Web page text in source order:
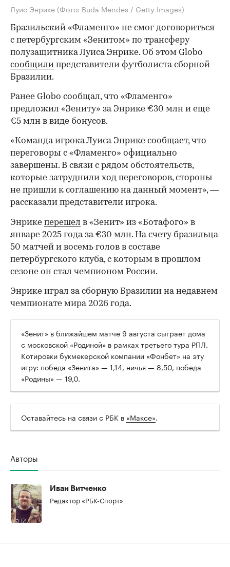
Луис Энрике (Фото: Buda Mendes / Getty Images)
Бразильский «Фламенго» не смог договориться
с петербургским «Зенитом» по трансферу
полузащитника Луиса Энрике. Об этом Globo
сообщили представители футболиста сборной
Бразилии.
Ранее Globo сообщал, что «Фламенго»
предложил «Зениту» за Энрике €30 млн и еще
€5 млн в виде бонусов.
«Команда игрока Луиса Энрике сообщает, что
переговоры с «Фламенго» официально
завершены. В связи с рядом обстоятельств,
которые затруднили ход переговоров, стороны
не пришли к соглашению на данный момент», —
рассказали представители игрока.
00:00 / 00:00
Энрике перешел в «Зенит» из «Ботафого» в
январе 2025 года за €30 млн. На счету бразильца
50 матчей и восемь голов в составе
петербургского клуба, с которым в прошлом
сезоне он стал чемпионом России.
Энрике играл за сборную Бразилии на недавнем
чемпионате мира 2026 года.
«Зенит» в ближайшем матче 9 августа сыграет дома
с московской «Родиной» в рамках третьего тура РПЛ.
Котировки букмекерской компании «Фонбет» на эту
игру: победа «Зенита» — 1,14, ничья — 8,50, победа
«Родины» — 19,0.
Оставайтесь на связи с РБК в «Максе».
Авторы
Иван Витченко
Редактор «РБК-Спорт»